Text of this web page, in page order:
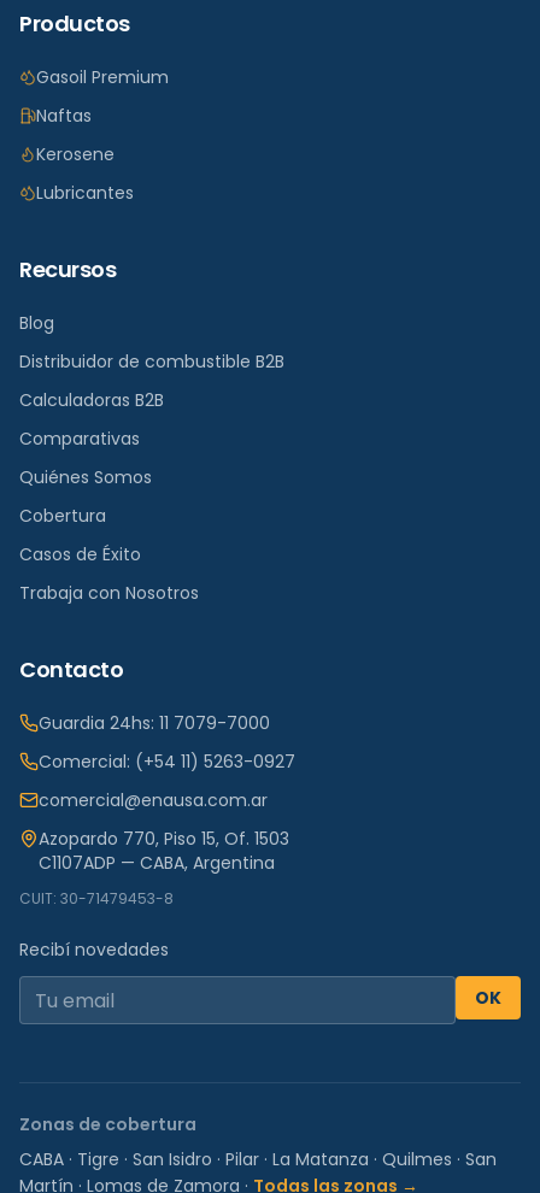
Productos
Gasoil Premium
Naftas
Kerosene
Lubricantes
Recursos
Blog
Distribuidor de combustible B2B
Calculadoras B2B
Comparativas
Quiénes Somos
Cobertura
Casos de Éxito
Trabaja con Nosotros
Contacto
Guardia 24hs: 11 7079-7000
Comercial: (+54 11) 5263-0927
comercial@enausa.com.ar
Azopardo 770, Piso 15, Of. 1503
C1107ADP — CABA, Argentina
CUIT: 30-71479453-8
Recibí novedades
OK
Zonas de cobertura
CABA · Tigre · San Isidro · Pilar · La Matanza · Quilmes · San
Martín · Lomas de Zamora · Todas las zonas →